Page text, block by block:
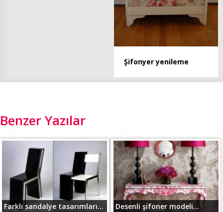
Şifonyer yenileme
Benzer Yazılar
Farklı sandalye tasarımları... Desenli şifoner modeli...